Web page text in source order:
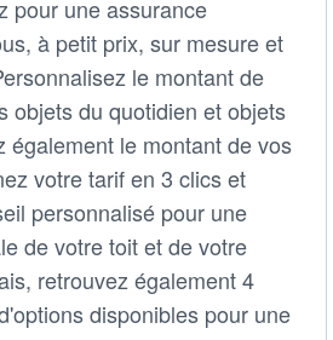
pour une assurance
à petit prix, sur mesure et
le montant de
objets du quotidien et objets
également le montant de vos
votre tarif en 3 clics et
personnalisé pour une
de votre toit et de votre
retrouvez également 4
disponibles pour une